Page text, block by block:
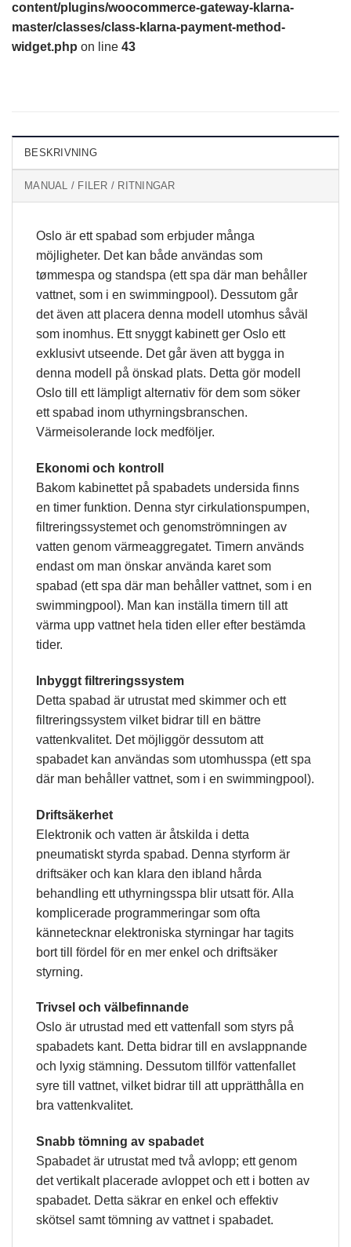
content/plugins/woocommerce-gateway-klarna-
master/classes/class-klarna-payment-method-
widget.php on line 43
BESKRIVNING
MANUAL / FILER / RITNINGAR
Oslo är ett spabad som erbjuder många
möjligheter. Det kan både användas som
tømmespa og standspa (ett spa där man behåller
vattnet, som i en swimmingpool). Dessutom går
det även att placera denna modell utomhus såväl
som inomhus. Ett snyggt kabinett ger Oslo ett
exklusivt utseende. Det går även att bygga in
denna modell på önskad plats. Detta gör modell
Oslo till ett lämpligt alternativ för dem som söker
ett spabad inom uthyrningsbranschen.
Värmeisolerande lock medföljer.
Ekonomi och kontroll
Bakom kabinettet på spabadets undersida finns
en timer funktion. Denna styr cirkulationspumpen,
filtreringssystemet och genomströmningen av
vatten genom värmeaggregatet. Timern används
endast om man önskar använda karet som
spabad (ett spa där man behåller vattnet, som i en
swimmingpool). Man kan inställa timern till att
värma upp vattnet hela tiden eller efter bestämda
tider.
Inbyggt filtreringssystem
Detta spabad är utrustat med skimmer och ett
filtreringssystem vilket bidrar till en bättre
vattenkvalitet. Det möjliggör dessutom att
spabadet kan användas som utomhusspa (ett spa
där man behåller vattnet, som i en swimmingpool).
Driftsäkerhet
Elektronik och vatten är åtskilda i detta
pneumatiskt styrda spabad. Denna styrform är
driftsäker och kan klara den ibland hårda
behandling ett uthyrningsspa blir utsatt för. Alla
komplicerade programmeringar som ofta
kännetecknar elektroniska styrningar har tagits
bort till fördel för en mer enkel och driftsäker
styrning.
Trivsel och välbefinnande
Oslo är utrustad med ett vattenfall som styrs på
spabadets kant. Detta bidrar till en avslappnande
och lyxig stämning. Dessutom tillför vattenfallet
syre till vattnet, vilket bidrar till att upprätthålla en
bra vattenkvalitet.
Snabb tömning av spabadet
Spabadet är utrustat med två avlopp; ett genom
det vertikalt placerade avloppet och ett i botten av
spabadet. Detta säkrar en enkel och effektiv
skötsel samt tömning av vattnet i spabadet.